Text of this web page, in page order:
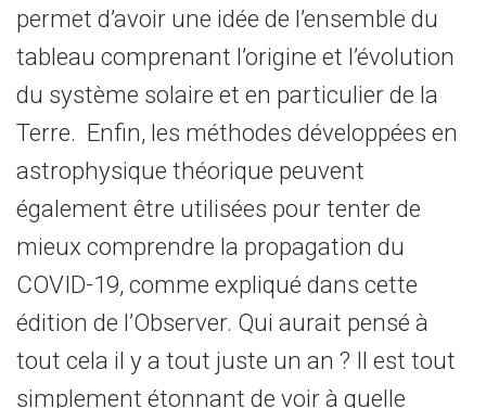
permet d’avoir une idée de l’ensemble du
tableau comprenant l’origine et l’évolution
du système solaire et en particulier de la
Terre. Enfin, les méthodes développées en
astrophysique théorique peuvent
également être utilisées pour tenter de
mieux comprendre la propagation du
COVID-19, comme expliqué dans cette
édition de l’Observer. Qui aurait pensé à
tout cela il y a tout juste un an ? Il est tout
simplement étonnant de voir à quelle